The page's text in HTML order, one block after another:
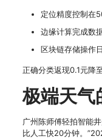
定位精度控制在
边缘计算完成数
区块链存储操作
正确分类返现0.1元降
极端天气
广州陈师傅轻拍智能
比人工快20分钟。